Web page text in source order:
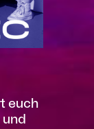
euch
und